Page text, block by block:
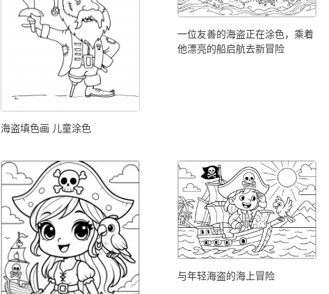
海盗填色画 儿童涂色
一位友善的海盗正在涂色，乘着
他漂亮的船启航去新冒险
与年轻海盗的海上冒险